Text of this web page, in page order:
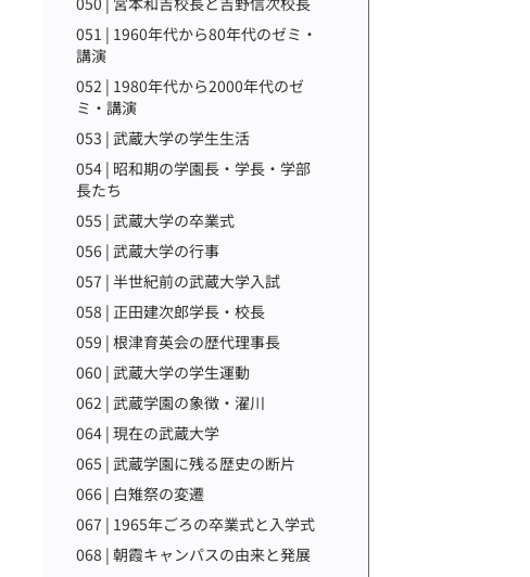
051 | 1960年代から80年代のゼミ・
講演
052 | 1980年代から2000年代のゼ
ミ・講演
053 | 武蔵大学の学生生活
054 | 昭和期の学園長・学長・学部
長たち
055 | 武蔵大学の卒業式
056 | 武蔵大学の行事
057 | 半世紀前の武蔵大学入試
058 | 正田建次郎学長・校長
059 | 根津育英会の歴代理事長
060 | 武蔵大学の学生運動
062 | 武蔵学園の象徴・濯川
064 | 現在の武蔵大学
065 | 武蔵学園に残る歴史の断片
066 | 白雉祭の変遷
067 | 1965年ごろの卒業式と入学式
068 | 朝霞キャンパスの由来と発展